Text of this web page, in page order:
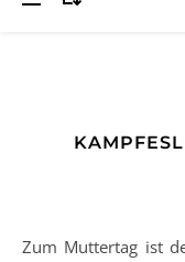
Zum Muttertag ist der Himmel in Cannstatt blankgeputzt.